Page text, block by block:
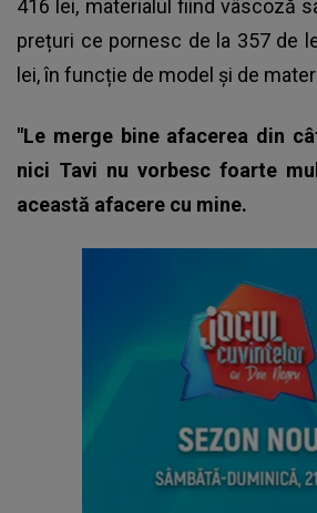
416 lei, materialul fiind vâscoză
prețuri ce pornesc de la 357 de
lei, în funcție de model și de
"Le merge bine afacerea din
nici Tavi nu vorbesc foarte
această afacere cu mine.